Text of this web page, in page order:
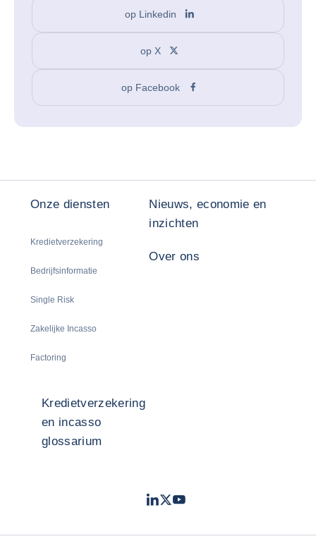
op Linkedin
op X
op Facebook
Onze diensten
Kredietverzekering
Bedrijfsinformatie
Single Risk
Zakelijke Incasso
Factoring
Nieuws, economie en
inzichten
Over ons
Kredietverzekering
en incasso
glossarium
LinkedIn
TwitterYoutube